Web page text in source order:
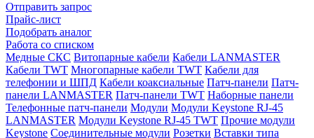
Отправить запрос
Прайс-лист
Подобрать аналог
Работа со списком
Медные СКС Витопарные кабели Кабели LANMASTER
Кабели TWT Многопарные кабели TWT Кабели для
телефонии и ШПД Кабели коаксиальные Патч-панели Патч-
панели LANMASTER Патч-панели TWT Наборные панели
Телефонные патч-панели Модули Модули Keystone RJ-45
LANMASTER Модули Keystone RJ-45 TWT Прочие модули
Keystone Соединительные модули Розетки Вставки типа